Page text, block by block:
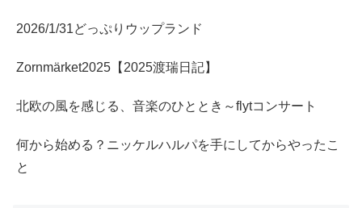
2026/1/31どっぷりウップランド
Zornmärket2025【2025渡瑞日記】
北欧の風を感じる、音楽のひととき～flytコンサート
何から始める？ニッケルハルパを手にしてからやったこ
と